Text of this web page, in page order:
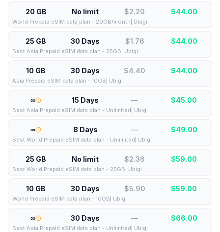
20 GB No limit $2.20 $44.00
World Prepaid eSIM data plan - 20GB/month| Ubigi
25 GB 30 Days $1.76 $44.00
Best Asia Prepaid eSIM data plan - 25GB| Ubigi
10 GB 30 Days $4.40 $44.00
Asia Prepaid eSIM data plan - 10GB| Ubigi
∞ 15 Days — $45.00
Best Asia Prepaid eSIM data plan - Unlimited| Ubigi
∞ 8 Days — $49.00
Best World Prepaid eSIM data plan - Unlimited| Ubigi
25 GB No limit $2.36 $59.00
Best World Prepaid eSIM data plan - 25GB| Ubigi
10 GB 30 Days $5.90 $59.00
World Prepaid eSIM data plan - 10GB| Ubigi
∞ 30 Days — $66.00
Best Asia Prepaid eSIM data plan - Unlimited| Ubigi